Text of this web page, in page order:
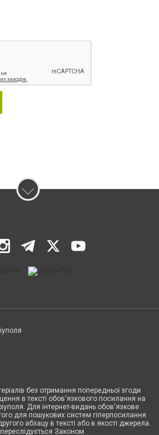
без отримання попередньої згоди
в тексті обов'язкового посилання на
Для інтернет-видань обов'язкове
для пошукових систем гіперпосилання
абзацу в тексті або в якості джерела.
Законом.